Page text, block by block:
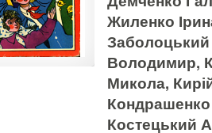
Жиленко
Заболоцький
Володимир,
Микола,
Костецький